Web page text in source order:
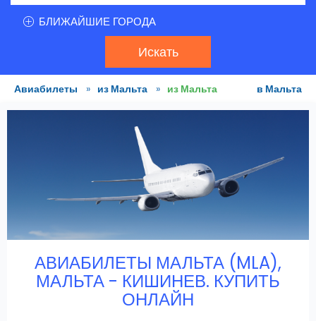
БЛИЖАЙШИЕ ГОРОДА
Искать
Авиабилеты » из Мальта » из Мальта в Мальта
АВИАБИЛЕТЫ МАЛЬТА (MLA),
МАЛЬТА - КИШИНЕВ. КУПИТЬ
ОНЛАЙН